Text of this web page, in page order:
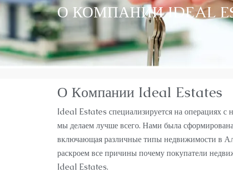
О КОМПАНИИ IDEAL
О Компании Ideal Estates
Ideal Estates специализируется на операциях с
мы делаем лучше всего. Нами была
включающая различные типы недвижимости в
раскроем все причины почему покупатели
Ideal Estates.